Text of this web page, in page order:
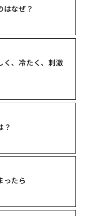
はなぜ？
く、冷たく、刺激
？
ったら